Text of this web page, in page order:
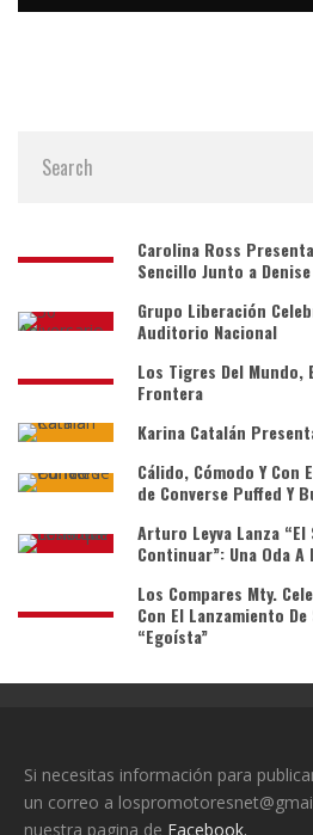
Carolina Ross
Sencillo Junto a
Grupo Liberación
Auditorio Nacional
Los Tigres Del Mundo,
Frontera
Karina Catalán
Cálido, Cómodo Y Con
de Converse Puffed Y
Arturo Leyva Lanza “El
Continuar”: Una Oda
Los Compares Mty.
Con El Lanzamiento
“Egoísta”
Si necesitas información para
un correo a
nuestra pagina de Facebook.